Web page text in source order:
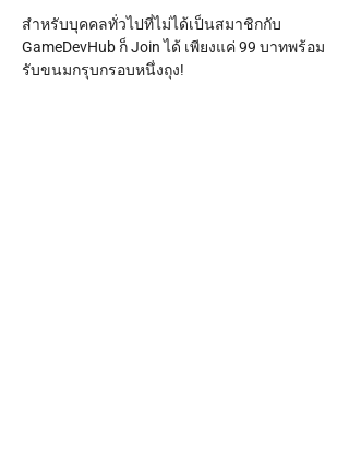
สำหรับบุคคลทั่วไปที่ไม่ได้เป็นสมาชิกกับ
GameDevHub ก็ Join ได้ เพียงแค่ 99 บาทพร้อม
รับขนมกรุบกรอบหนึ่งถุง!